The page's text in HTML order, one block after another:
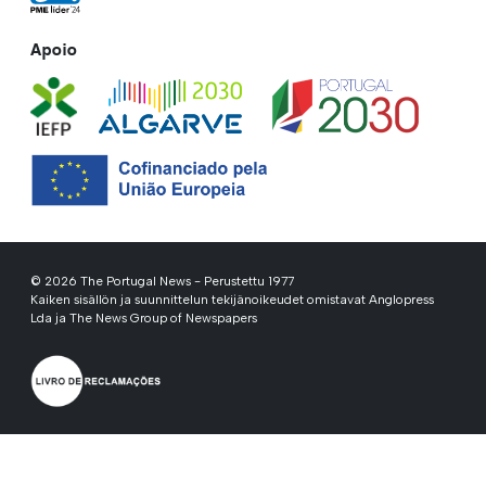
Apoio
© 2026 The Portugal News - Perustettu 1977
Kaiken sisällön ja suunnittelun tekijänoikeudet omistavat Anglopress
Lda ja The News Group of Newspapers